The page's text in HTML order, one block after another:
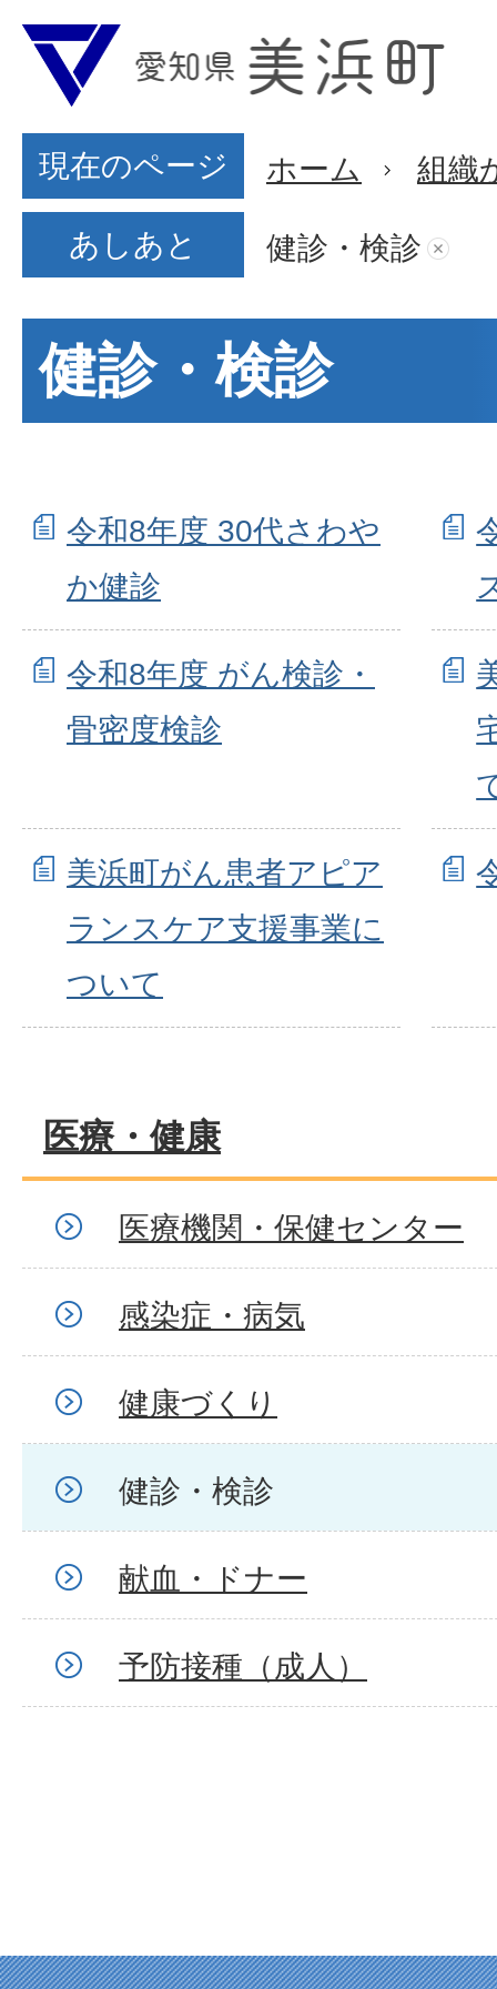
現在のページ ホーム 組織
あしあと 健診・検診
健診・検診
令和8年度 30代さわや
か健診
令和8年度 がん検診・
骨密度検診
美浜町がん患者アピア
ランスケア支援事業に
ついて
医療・健康
医療機関・保健センター
感染症・病気
健康づくり
健診・検診
献血・ドナー
予防接種（成人）